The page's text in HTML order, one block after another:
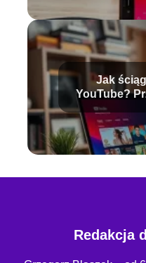
Jak
YouTube?
Redakcja